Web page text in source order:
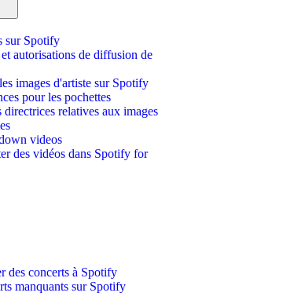
sur Spotify
autorisations de diffusion de
images d'artiste sur Spotify
pour les pochettes
directrices relatives aux images
videos
des vidéos dans Spotify for
des concerts à Spotify
manquants sur Spotify